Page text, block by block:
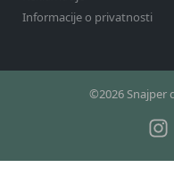
Informacije o privatnosti
©2026 Snajper